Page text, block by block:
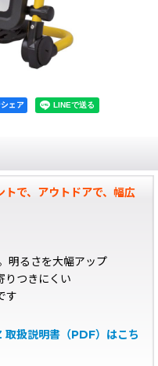
ェア
で、アウトドアで、幅広
明るさを大幅アップ
りつきにくい
す
扱説明書（PDF）はこち